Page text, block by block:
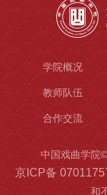
学院概况
教师队伍
合作交流
中国戏曲学院
京ICP备
和